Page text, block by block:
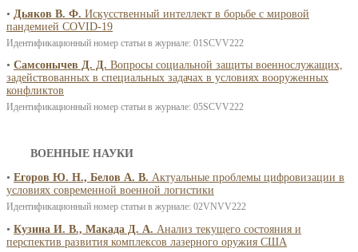
• Дьяков В. Ф. Искусственный интеллект в борьбе с мировой
пандемией COVID-19
Идентификационный номер статьи в журнале: 01SCVV222
• Самсонычев Д. Д. Вопросы социальной защиты военнослужащих,
задействованных в специальных задачах в условиях вооруженных
конфликтов
Идентификационный номер статьи в журнале: 05SCVV222
ВОЕННЫЕ НАУКИ
• Егоров Ю. Н., Белов А. В. Актуальные проблемы цифровизации в
условиях современной военной логистики
Идентификационный номер статьи в журнале: 02VNVV222
• Кузина И. В., Макада Д. А. Анализ текущего состояния и
перспектив развития комплексов лазерного оружия США